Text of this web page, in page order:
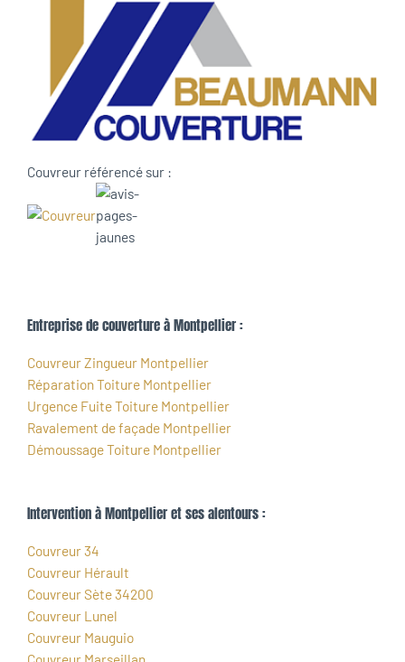
Couvreur référencé sur :
Entreprise de couverture à Montpellier :
Couvreur Zingueur Montpellier
Réparation Toiture Montpellier
Urgence Fuite Toiture Montpellier
Ravalement de façade Montpellier
Démoussage Toiture Montpellier
Intervention à Montpellier et ses alentours :
Couvreur 34
Couvreur Hérault
Couvreur Sète 34200
Couvreur Lunel
Couvreur Mauguio